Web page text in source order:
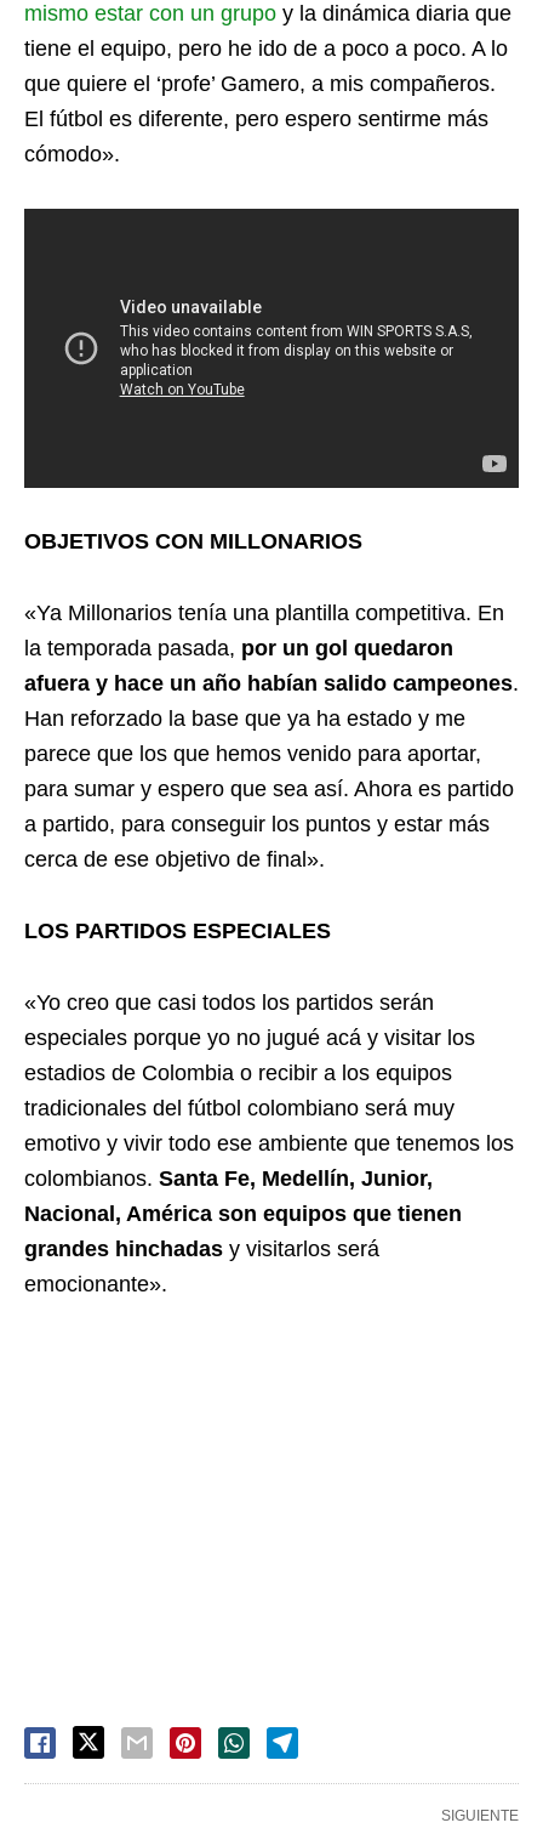
mismo estar con un grupo y la dinámica diaria que
tiene el equipo, pero he ido de a poco a poco. A lo
que quiere el ‘profe’ Gamero, a mis compañeros.
El fútbol es diferente, pero espero sentirme más
cómodo».
OBJETIVOS CON MILLONARIOS
«Ya Millonarios tenía una plantilla competitiva. En
la temporada pasada, por un gol quedaron
afuera y hace un año habían salido campeones.
Han reforzado la base que ya ha estado y me
parece que los que hemos venido para aportar,
para sumar y espero que sea así. Ahora es partido
a partido, para conseguir los puntos y estar más
cerca de ese objetivo de final».
LOS PARTIDOS ESPECIALES
«Yo creo que casi todos los partidos serán
especiales porque yo no jugué acá y visitar los
estadios de Colombia o recibir a los equipos
tradicionales del fútbol colombiano será muy
emotivo y vivir todo ese ambiente que tenemos los
colombianos. Santa Fe, Medellín, Junior,
Nacional, América son equipos que tienen
grandes hinchadas y visitarlos será
emocionante».
SIGUIENTE